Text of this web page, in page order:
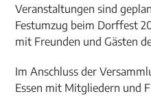
Veranstaltungen sind
Festumzug beim Dorffest
mit Freunden und Gästen
Im Anschluss der
Essen mit Mitgliedern und